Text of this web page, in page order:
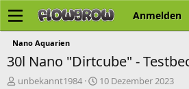
Anmelden
Nano Aquarien
30l Nano "Dirtcube" -
E
unbekannt1984
E10 Dezember 2023